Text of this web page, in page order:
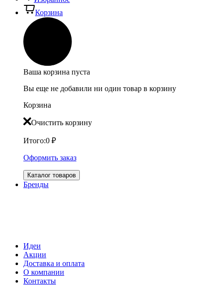
Корзина
Ваша корзина пуста
Вы еще не добавили ни один товар в корзину
Корзина
Очистить корзину
Итого:0 ₽
Оформить заказ
Каталог товаров
Бренды
Идеи
Акции
Доставка и оплата
О компании
Контакты